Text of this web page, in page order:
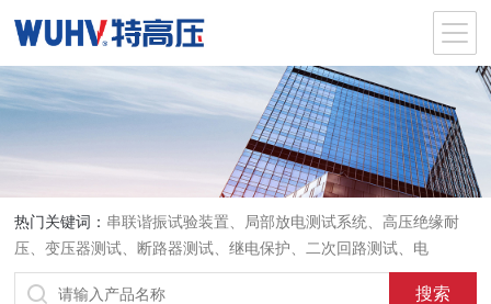
热门关键词： 串联谐振试验装置、局部放电测试系统、高压绝缘耐
压、变压器测试、断路器测试、继电保护、二次回路测试、电